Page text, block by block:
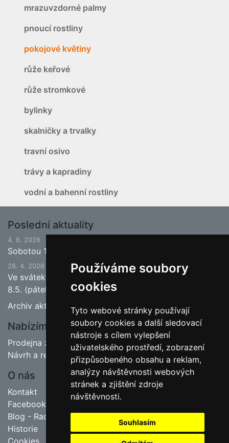
Používáme soubory
cookies
Tyto webové stránky používají
soubory cookies a další sledovací
nástroje s cílem vylepšení
uživatelského prostředí, zobrazení
přizpůsobeného obsahu a reklam,
analýzy návštěvnosti webových
stránek a zjištění zdroje
návštěvnosti.
Souhlasím
mrazuvzdorné palmy
pnoucí rostliny
pokojové květiny
růže keřové
růže stromkové
bylinky
skalničky a trvalky
travní osivo
trávy a kapradiny
vodní a bahenní rostliny
Poslední aktuality
4. 6. 2026
Sobotou 13.6.2026 bude ukončena jarní sezona.
28. 4. 2026
Ve svátek 1.5. (pátek) bude naše prodejna zavřena a
8.5. (pátek) bude otevřeno.
Archiv aktualit
Nabízíme
Prodejna zahradnictví
Návrh a realizace zahrad
O nás
Kontakt
Facebook
Blog - Rady pro zahrádkáře
Historie
Cookies